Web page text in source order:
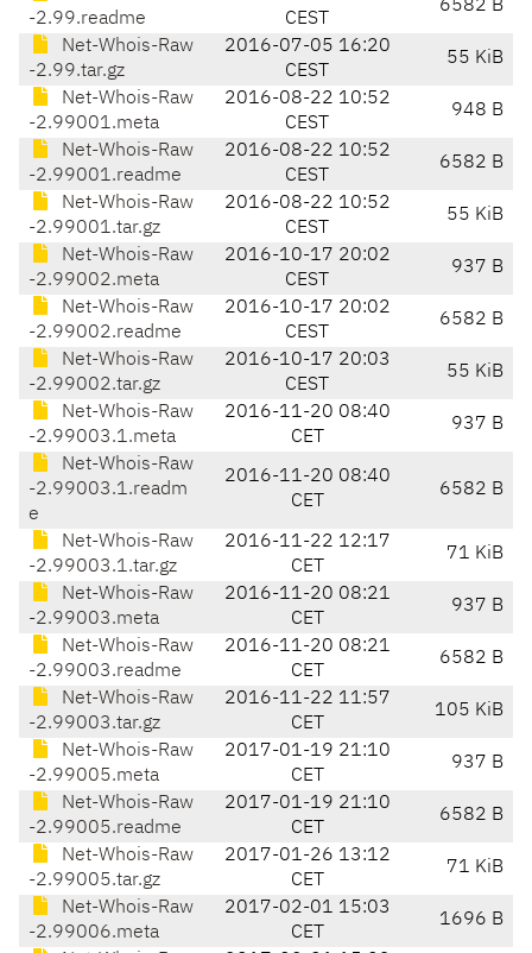
-2.99.readme
CEST
6582 B
Net-Whois-Raw
-2.99.tar.gz
2016-07-05 16:20
CEST
55 KiB
Net-Whois-Raw
-2.99001.meta
2016-08-22 10:52
CEST
948 B
Net-Whois-Raw
-2.99001.readme
2016-08-22 10:52
CEST
6582 B
Net-Whois-Raw
-2.99001.tar.gz
2016-08-22 10:52
CEST
55 KiB
Net-Whois-Raw
-2.99002.meta
2016-10-17 20:02
CEST
937 B
Net-Whois-Raw
-2.99002.readme
2016-10-17 20:02
CEST
6582 B
Net-Whois-Raw
-2.99002.tar.gz
2016-10-17 20:03
CEST
55 KiB
Net-Whois-Raw
-2.99003.1.meta
2016-11-20 08:40
CET
937 B
Net-Whois-Raw
-2.99003.1.readm
e
2016-11-20 08:40
CET
6582 B
Net-Whois-Raw
-2.99003.1.tar.gz
2016-11-22 12:17
CET
71 KiB
Net-Whois-Raw
-2.99003.meta
2016-11-20 08:21
CET
937 B
Net-Whois-Raw
-2.99003.readme
2016-11-20 08:21
CET
6582 B
Net-Whois-Raw
-2.99003.tar.gz
2016-11-22 11:57
CET
105 KiB
Net-Whois-Raw
-2.99005.meta
2017-01-19 21:10
CET
937 B
Net-Whois-Raw
-2.99005.readme
2017-01-19 21:10
CET
6582 B
Net-Whois-Raw
-2.99005.tar.gz
2017-01-26 13:12
CET
71 KiB
Net-Whois-Raw
-2.99006.meta
2017-02-01 15:03
CET
1696 B